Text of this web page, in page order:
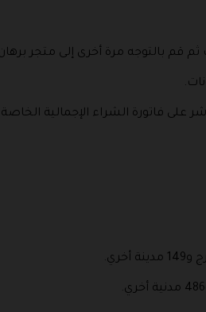
قم بالتوجه مرة أخرى إلى متجر
فاتورة الشراء الإجمالية